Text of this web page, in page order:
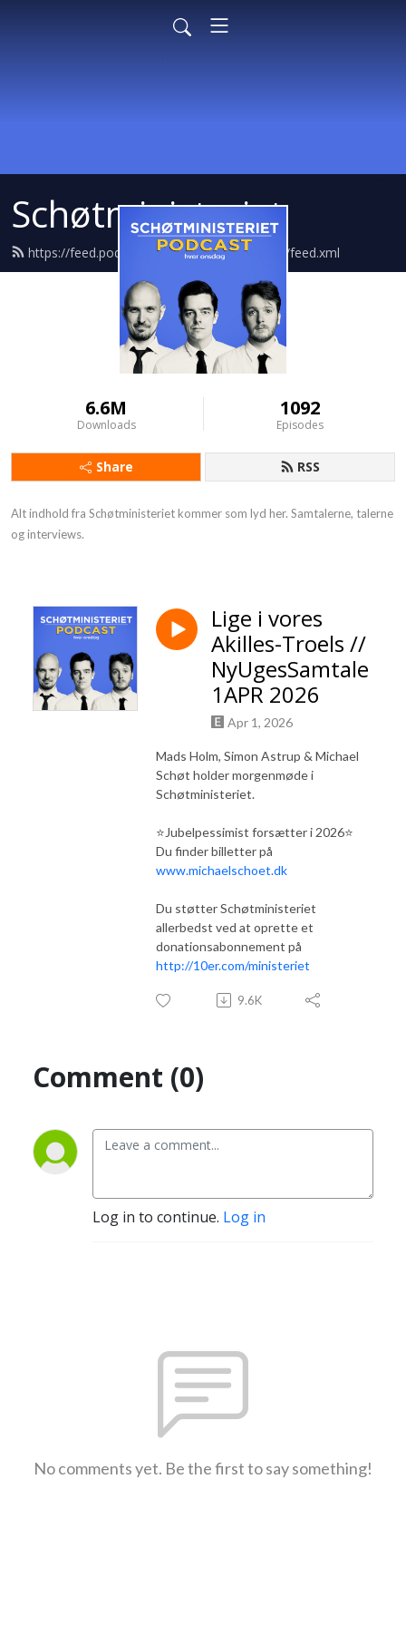
Schøtministeriet
https://feed.podbean.com/schoetministeriet/feed.xml
6.6M
Downloads
1092
Episodes
Share RSS
Alt indhold fra Schøtministeriet kommer som lyd her. Samtalerne, talerne
og interviews.
Lige i vores
Akilles-Troels //
NyUgesSamtale
1APR 2026
Apr 1, 2026
Mads Holm, Simon Astrup & Michael
Schøt holder morgenmøde i
Schøtministeriet.
⭐️Jubelpessimist forsætter i 2026⭐️
Du finder billetter på
www.michaelschoet.dk
Du støtter Schøtministeriet
allerbedst ved at oprette et
donationsabonnement på
http://10er.com/ministeriet
9.6K
Comment (0)
Log in to continue. Log in
No comments yet. Be the first to say something!